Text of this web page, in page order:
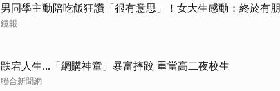
男同學主動陪吃飯狂讚「很有意思」！女大生感動：終於有
鏡報
跌宕人生…「網購神童」暴富摔跤 重當高二夜校生
聯合新聞網